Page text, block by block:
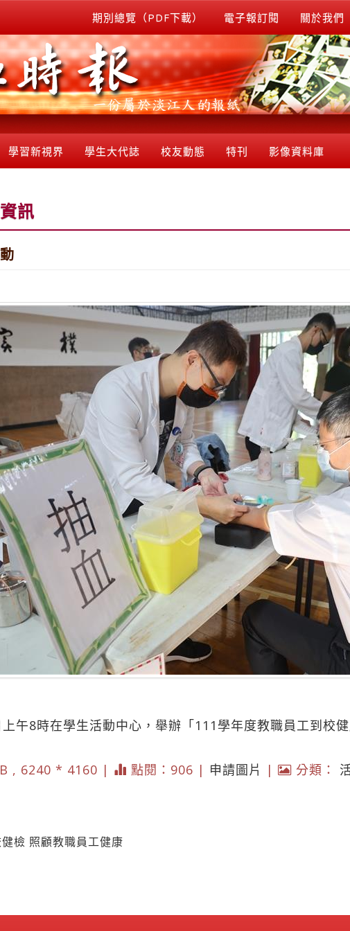
期別總覽（PDF下載） 電子報訂閱 關於我們
學習新視界 學生大代誌 校友動態 特刊 影像資料庫
訊
午8時在學生活動中心，舉辦「111學年度教職員工到校
, 6240 * 4160 |
點閱：906 | 申請圖片 | 分類：
檢 照顧教職員工健康